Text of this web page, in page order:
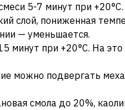
5-7 минут при
слой, пониженная
— уменьшается.
минут при +20°С. На
можно подвергать
смола до 20%,